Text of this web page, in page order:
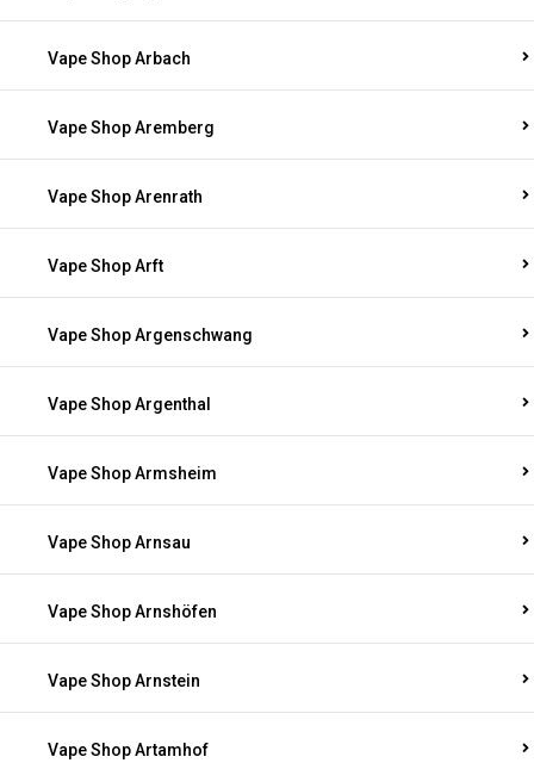
Vape Shop Arbach
Vape Shop Aremberg
Vape Shop Arenrath
Vape Shop Arft
Vape Shop Argenschwang
Vape Shop Argenthal
Vape Shop Armsheim
Vape Shop Arnsau
Vape Shop Arnshöfen
Vape Shop Arnstein
Vape Shop Artamhof